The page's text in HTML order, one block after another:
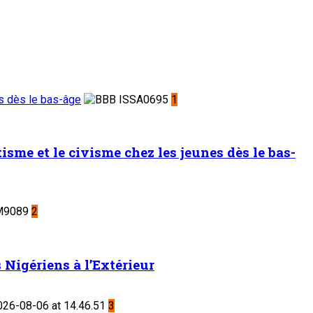
dès le bas-âge
1
et le civisme chez les jeunes dès le bas-
2
Nigériens à l’Extérieur
3